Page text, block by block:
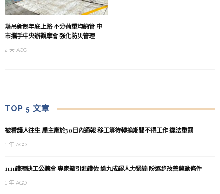
塔吊新制年底上路 不分荷重均納管 中
市攜手中央辦觀摩會 強化防災管理
2 天 AGO
TOP 5 文章
被看護人往生 雇主應於30日內通報 移工等待轉換期間不得工作 違法重罰
1 年 AGO
1111護理缺工公聽會 專家籲引進護佐 逾九成認人力緊繃 盼逐步改善勞動條件
1 年 AGO